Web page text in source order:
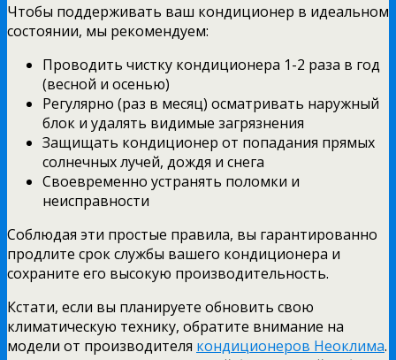
Чтобы поддерживать ваш кондиционер в идеальном
состоянии, мы рекомендуем:
Проводить чистку кондиционера 1-2 раза в год
(весной и осенью)
Регулярно (раз в месяц) осматривать наружный
блок и удалять видимые загрязнения
Защищать кондиционер от попадания прямых
солнечных лучей, дождя и снега
Своевременно устранять поломки и
неисправности
Соблюдая эти простые правила, вы гарантированно
продлите срок службы вашего кондиционера и
сохраните его высокую производительность.
Кстати, если вы планируете обновить свою
климатическую технику, обратите внимание на
модели от производителя кондиционеров Неоклима.